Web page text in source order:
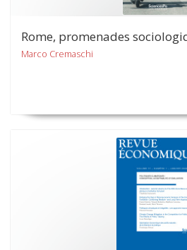
Rome, promenades
Marco Cremaschi